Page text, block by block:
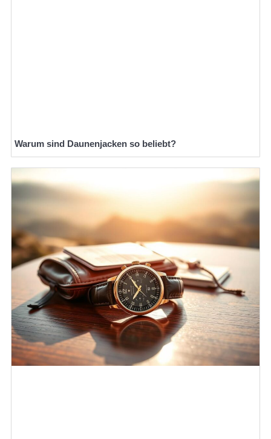
Warum sind Daunenjacken so beliebt?